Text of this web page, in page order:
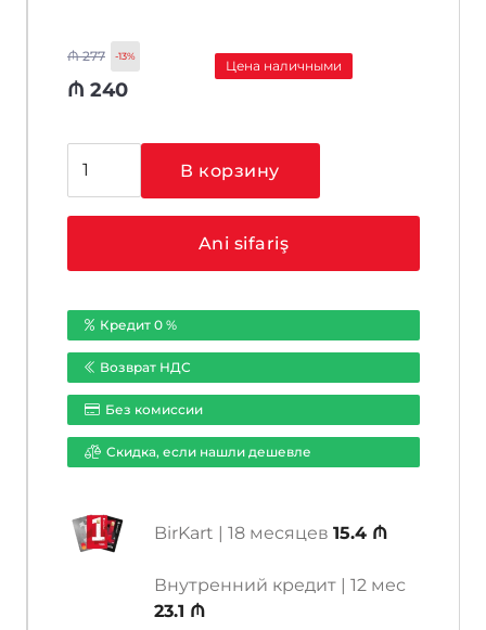
₼277 -13%
₼ 240
Цена наличными
товара
(2.8
mm)
В корзину
Ani sifariş
Кредит 0 %
Возврат НДС
Без комиссии
Cкидка, если нашли дешевле
BirKart | 18 месяцев 15.4 ₼
Внутренний кредит | 12 мес
23.1 ₼